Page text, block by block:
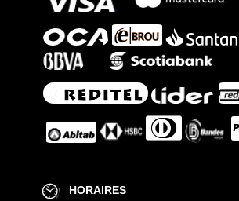
HORAIRES